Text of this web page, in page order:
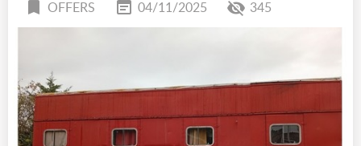
OFFERS 04/11/2025 345